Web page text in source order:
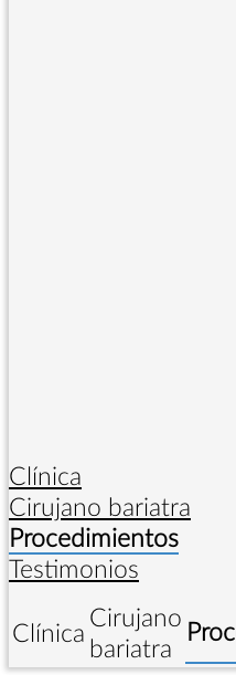
Clínica
Cirujano bariatra
Procedimientos
Testimonios
Clínica Cirujano
bariatra